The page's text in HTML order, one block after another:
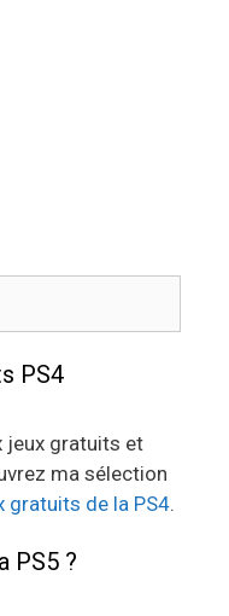
PS4
jeux gratuits et
ma sélection
gratuits de la PS4.
PS5 ?